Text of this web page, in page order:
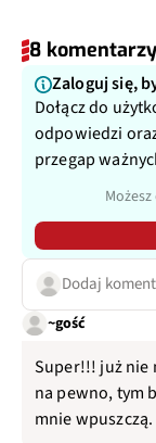
8 komentarzy
Zaloguj się,
Dołącz do
odpowiedzi
przegap
Dodaj
~gość
Super!!! już nie
na pewno, tym
mnie wpuszczą.